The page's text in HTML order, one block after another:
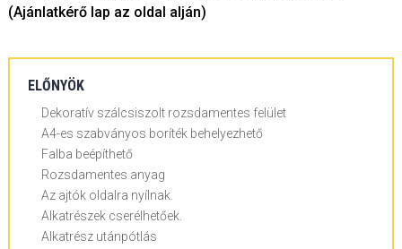
(Ajánlatkérő lap az oldal alján)
ELŐNYÖK
Dekoratív szálcsiszolt rozsdamentes felület
A4-es szabványos boríték behelyezhető
Falba beépíthető
Rozsdamentes anyag
Az ajtók oldalra nyílnak.
Alkatrészek cserélhetőek.
Alkatrész utánpótlás